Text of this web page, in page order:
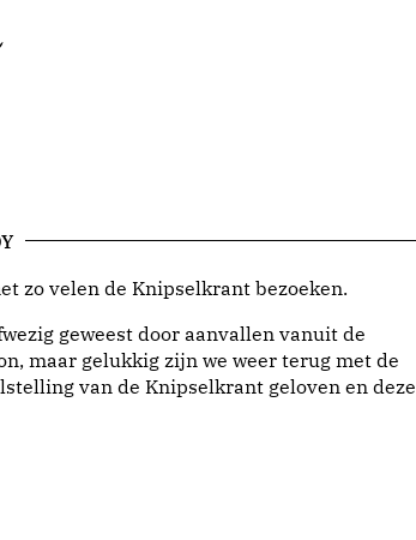
zo velen de Knipselkrant bezoeken.
geweest door aanvallen vanuit de
maar gelukkig zijn we weer terug met de
van de Knipselkrant geloven en deze